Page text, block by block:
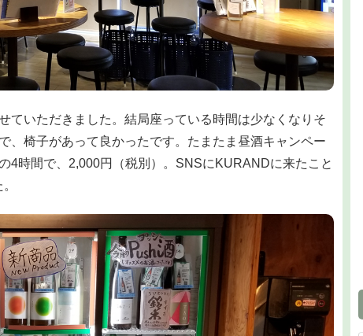
いただきました。結局座っている時間は少なくなりそ
、椅子があって良かったです。たまたま昼酒キャンペー
4時間で、2,000円（税別）。SNSにKURANDに来たこと